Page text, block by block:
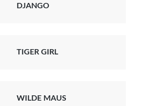
DJANGO
TIGER GIRL
WILDE MAUS